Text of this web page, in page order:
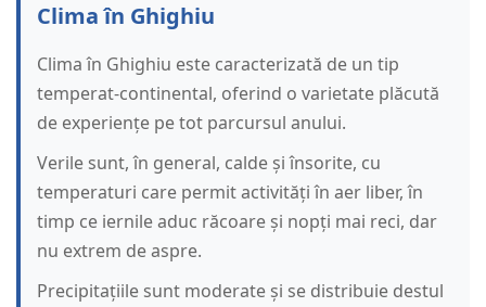
Clima în Ghighiu
Clima în Ghighiu este caracterizată de un tip
temperat-continental, oferind o varietate plăcută
de experiențe pe tot parcursul anului.
Verile sunt, în general, calde și însorite, cu
temperaturi care permit activități în aer liber, în
timp ce iernile aduc răcoare și nopți mai reci, dar
nu extrem de aspre.
Precipitațiile sunt moderate și se distribuie destul